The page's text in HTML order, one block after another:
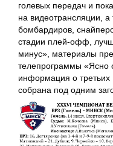
голевых передач и
на видеотрансляции, а
бомбардиров,
стадии плей-офф,
минус», материалы
телепрограммы «Ясно
информация о
собрана под одним